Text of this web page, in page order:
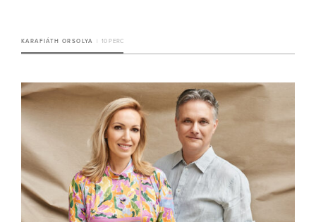
KARAFIÁTH ORSOLYA 10 PERC